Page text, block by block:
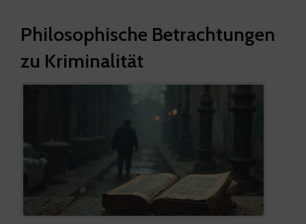
Philosophische Betrachtungen
zu Kriminalität